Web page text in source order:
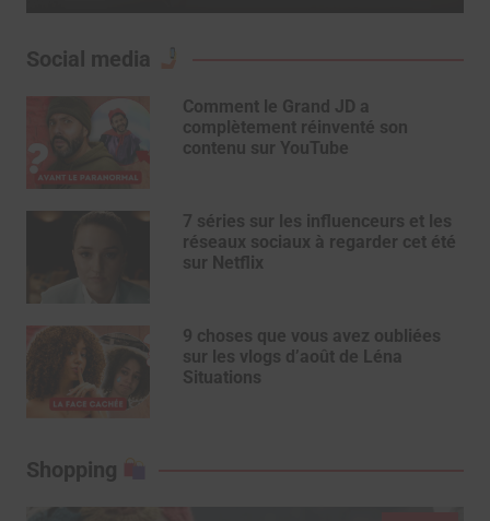
Social media
Comment le Grand JD a
complètement réinventé son
contenu sur YouTube
7 séries sur les influenceurs et les
réseaux sociaux à regarder cet été
sur Netflix
9 choses que vous avez oubliées
sur les vlogs d’août de Léna
Situations
Shopping